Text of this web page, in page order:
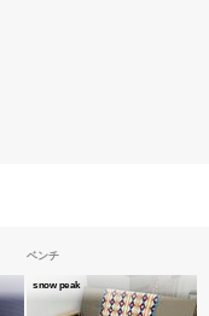
ベンチ
snow peak